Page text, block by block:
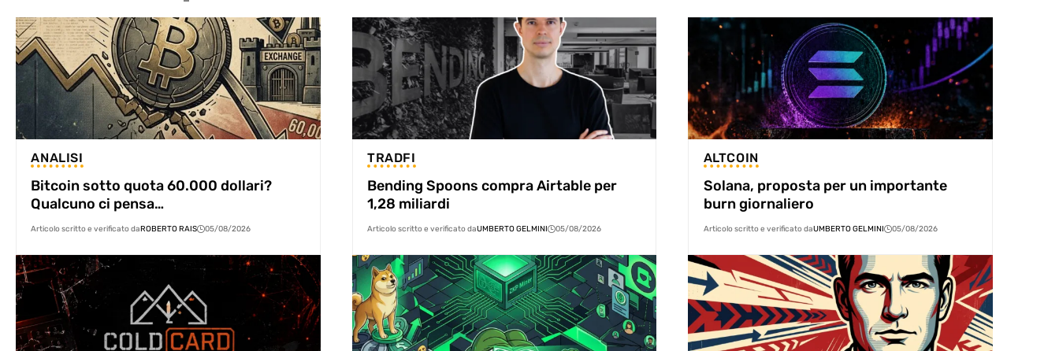
ANALISI
Bitcoin sotto quota 60.000 dollari?
Qualcuno ci pensa…
Articolo scritto e verificato daROBERTO RAIS 05/08/2026
TRADFI
Bending Spoons compra Airtable per
1,28 miliardi
Articolo scritto e verificato daUMBERTO GELMINI 05/08/2026
ALTCOIN
Solana, proposta per un importante
burn giornaliero
Articolo scritto e verificato daUMBERTO GELMINI 05/08/2026